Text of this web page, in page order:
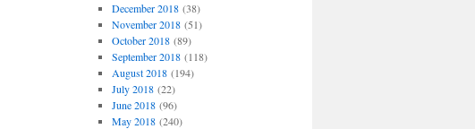
December 2018(38)
November 2018(51)
October 2018(89)
September 2018(118)
August 2018(194)
July 2018(22)
June 2018(96)
May 2018(240)